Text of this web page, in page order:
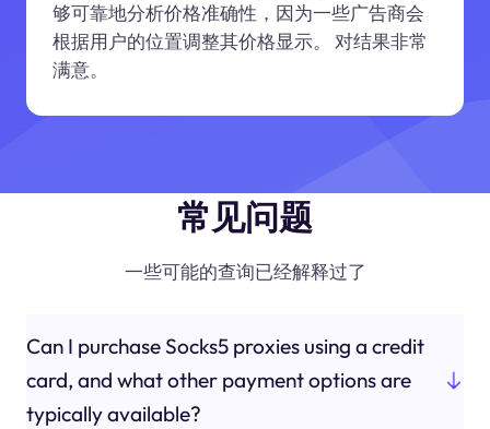
够可靠地分析价格准确性，因为一些广告商会
根据用户的位置调整其价格显示。 对结果非常
满意。
常见问题
一些可能的查询已经解释过了
Can I purchase Socks5 proxies using a credit
card, and what other payment options are
typically available?